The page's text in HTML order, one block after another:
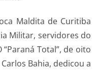
Maldita de Curitiba
Militar, servidores do
“Paraná Total”, de oito
Bahia, dedicou a